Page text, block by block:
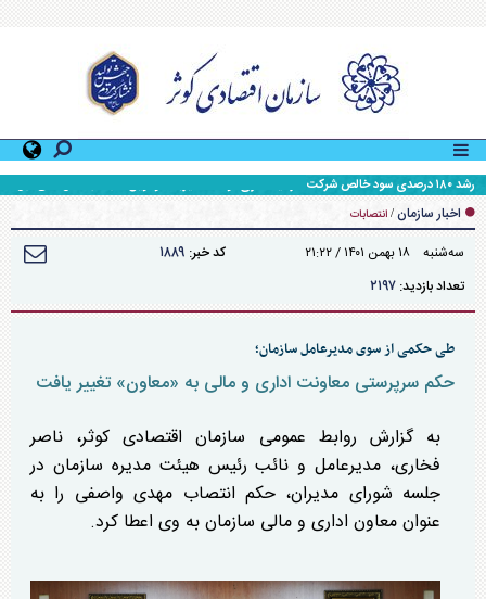
رشد ۱۸۰ درصدی سود خالص شرکت سرمایه‌گذاری توسعه مدیریت آوانوین نسبت به سال مالی قبل
اخبار سازمان / انتصابات
سه‌شنبه ۱۸ بهمن ۱۴۰۱ / ۲۱:۲۲ کد خبر: ۱۸۸۹
تعداد بازدید: ۲۱۹۷
طی حکمی از سوی مدیرعامل سازمان؛
حکم سرپرستی معاونت اداری و مالی به «معاون» تغییر یافت
به گزارش روابط عمومی سازمان اقتصادی کوثر، ناصر
فخاری، مدیرعامل و نائب رئیس هیئت مدیره سازمان در
جلسه شورای مدیران، حکم انتصاب مهدی واصفی را به
عنوان معاون اداری و مالی سازمان به وی اعطا کرد.